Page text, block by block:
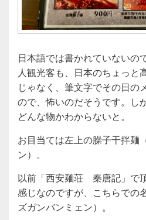
日本語では書かれていないの
人観光客も、日本のちょっと
じゃなく、筆文字でその日の
ので、怖いのだそうです。し
どんな物かわからないと。
お目当ては左上の臊子干拌麺
ン）。
以前「西安麺荘 秦唐記」で
感じなのですが、こちらでの
ズガンバンミェン）。